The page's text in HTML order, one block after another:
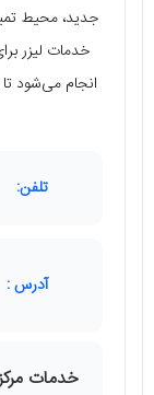
جدید، محیط
خدمات لیزر
انجام می‌شود
تلفن:
آدرس :
خدمات